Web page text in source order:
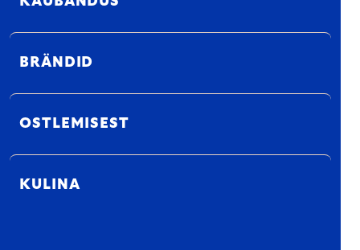
BRÄNDID
OSTLEMISEST
KULINA